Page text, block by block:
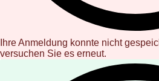
Ihre Anmeldung konnte nicht
versuchen Sie es erneut.